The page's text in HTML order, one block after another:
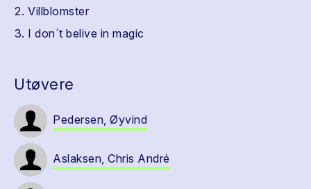
Villblomster
I don´t belive in magic
Utøvere
Pedersen, Øyvind
Aslaksen, Chris André